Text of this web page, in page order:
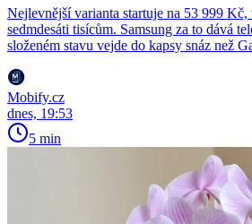
Nejlevnější varianta startuje na 53 999 Kč,
sedmdesáti tisícům. Samsung za to dává
složeném stavu vejde do kapsy snáz než
Mobify.cz
dnes, 19:53
5 min